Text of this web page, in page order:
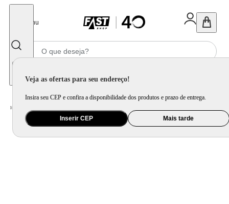
Menu
Veja as ofertas para seu endereço!
Insira seu CEP e confira a disponibilidade dos produtos e prazo de entrega.
Inserir CEP Mais tarde
Home